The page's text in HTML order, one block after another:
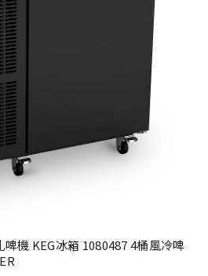
機 KEG冰箱 1080487 4桶風冷啤